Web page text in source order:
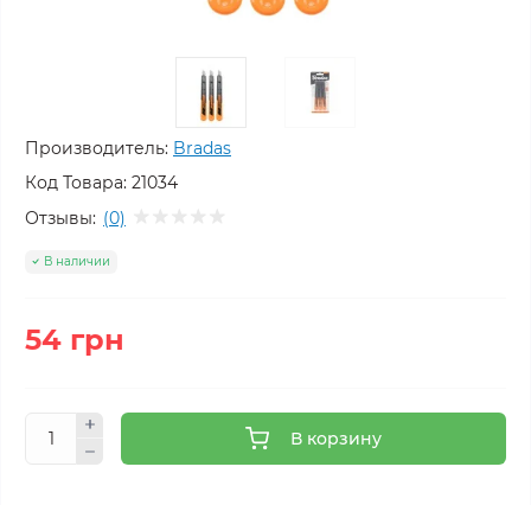
Производитель: Bradas
Код Товара: 21034
Отзывы: (0)
В наличии
54 грн
В корзину